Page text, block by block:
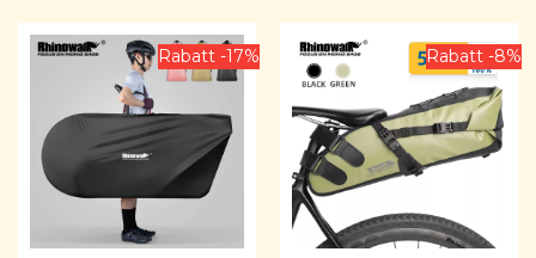
Rabatt -17% Rabatt -8%